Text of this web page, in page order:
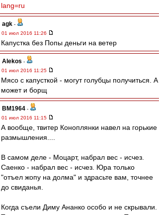
lang=ru
agk -
01 июл 2016 11:26
Капустка без Попы деньги на ветер
Alekos -
01 июл 2016 11:25
Мясо с капусткой - могут голубцы получиться. А
может и борщ
BM1964 -
01 июл 2016 11:15
А вообще, твитер Коноплянки навел на горькие
размышления....
В самом деле - Моцарт, набрал вес - исчез.
Саенко - набрал вес - исчез. Юра только
"отъел жопу на долма" и здрасьте вам, точнее
до свиданья.
Когда съели Диму Ананко особо и не скрывали.